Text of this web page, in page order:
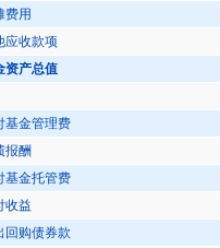
费用
应收款项
资产总值
基金管理费
报酬
基金托管费
收益
回购债券款